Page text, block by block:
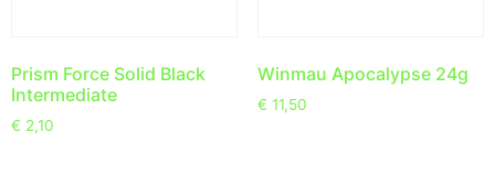
Prism Force Solid Black
Intermediate
€ 2,10
Winmau Apocalypse 24g
€ 11,50